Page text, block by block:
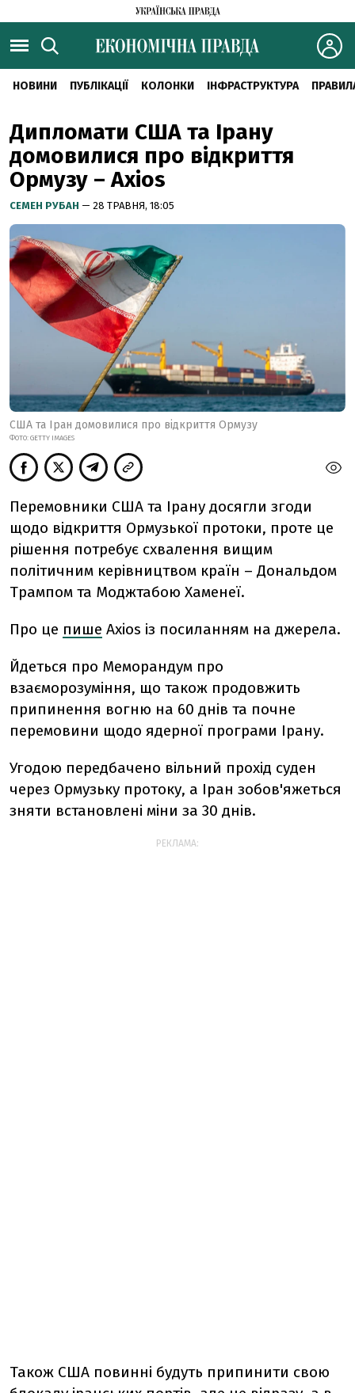
НОВИНИ ПУБЛІКАЦІЇ КОЛОНКИ ІНФРАСТРУКТУРА
Дипломати США та Ірану
домовилися про відкриття
Ормузу – Axios
СЕМЕН РУБАН — 28 ТРАВНЯ, 18:05
США та Іран домовилися про відкриття Ормузу
ФОТО: GETTY IMAGES
Перемовники США та Ірану досягли згоди
щодо відкриття Ормузької протоки, проте це
рішення потребує схвалення вищим
політичним керівництвом країн – Дональдом
Трампом та Моджтабою Хаменеї.
Про це пише Axios із посиланням на джерела.
Йдеться про Меморандум про
взаєморозуміння, що також продовжить
припинення вогню на 60 днів та почне
перемовини щодо ядерної програми Ірану.
Угодою передбачено вільний прохід суден
через Ормузьку протоку, а Іран зобов'яжеться
зняти встановлені міни за 30 днів.
РЕКЛАМА:
Також США повинні будуть припинити свою